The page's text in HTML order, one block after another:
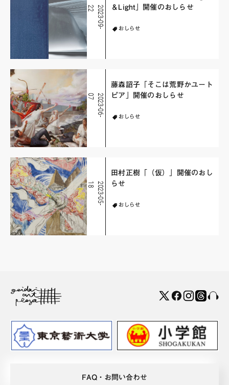
2
0
2
3
-
0
9
-
2
2
＆Light」開催のおしらせ
おしらせ
2
0
2
3
-
0
6
-
0
7
藤森詔子「そこは荒野かユート
ピア」開催のおしらせ
おしらせ
2
0
2
3
-
0
5
-
1
8
田村正樹「（仮）」開催のおし
らせ
おしらせ
FAQ・お問い合わせ